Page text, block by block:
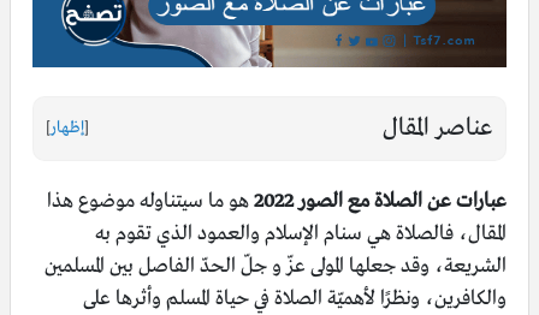
عناصر المقال [إظهار]
عبارات عن الصلاة مع الصور 2022
هو ما سيتناوله موضوع هذا
المقال، فالصلاة هي سنام الإسلام والعمود الذي تقوم به
الشريعة، وقد جعلها المولى عزّ و جلّ الحدّ الفاصل بين المسلمين
والكافرين، ونظرًا لأهميّة الصلاة في حياة المسلم وأثرها على